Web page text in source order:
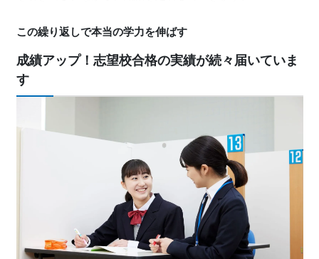
この繰り返しで本当の学力を伸ばす
成績アップ！志望校合格の実績が続々届いていま
す